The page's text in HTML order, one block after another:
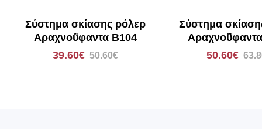
Σύστημα σκίασης ρόλερ
Αραχνοΰφαντα Β104
39.60€ 50.60€
Σύστημα
50.60€